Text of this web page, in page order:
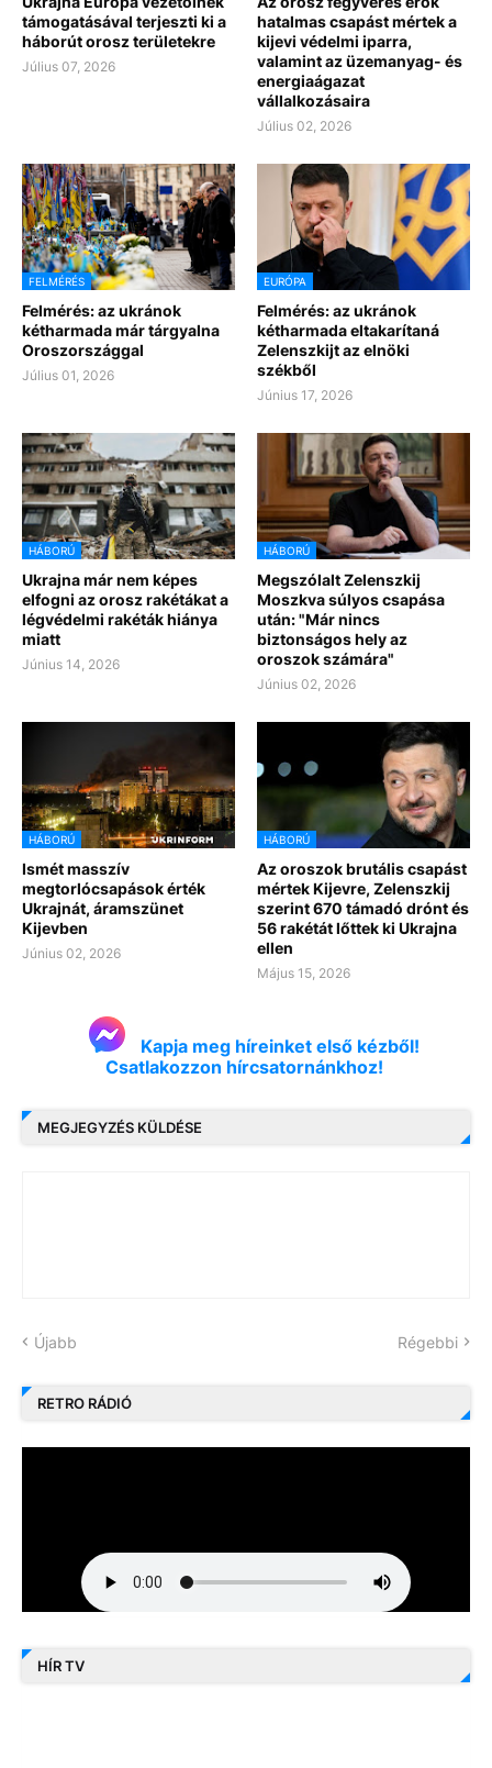
támogatásával terjeszti ki a
háborút orosz területekre
Július 07, 2026
hatalmas csapást mértek a
kijevi védelmi iparra,
valamint az üzemanyag- és
energiaágazat
vállalkozásaira
Július 02, 2026
FELMÉRÉS
Felmérés: az ukránok
kétharmada már tárgyalna
Oroszországgal
Július 01, 2026
EURÓPA
Felmérés: az ukránok
kétharmada eltakarítaná
Zelenszkijt az elnöki
székből
Június 17, 2026
HÁBORÚ
Ukrajna már nem képes
elfogni az orosz rakétákat a
légvédelmi rakéták hiánya
miatt
Június 14, 2026
HÁBORÚ
Megszólalt Zelenszkij
Moszkva súlyos csapása
után: "Már nincs
biztonságos hely az
oroszok számára"
Június 02, 2026
HÁBORÚ
Ismét masszív
megtorlócsapások érték
Ukrajnát, áramszünet
Kijevben
Június 02, 2026
HÁBORÚ
Az oroszok brutális csapást
mértek Kijevre, Zelenszkij
szerint 670 támadó drónt és
56 rakétát lőttek ki Ukrajna
ellen
Május 15, 2026
Kapja meg híreinket első kézből!
Csatlakozzon hírcsatornánkhoz!
MEGJEGYZÉS KÜLDÉSE
Újabb Régebbi
RETRO RÁDIÓ
HÍR TV